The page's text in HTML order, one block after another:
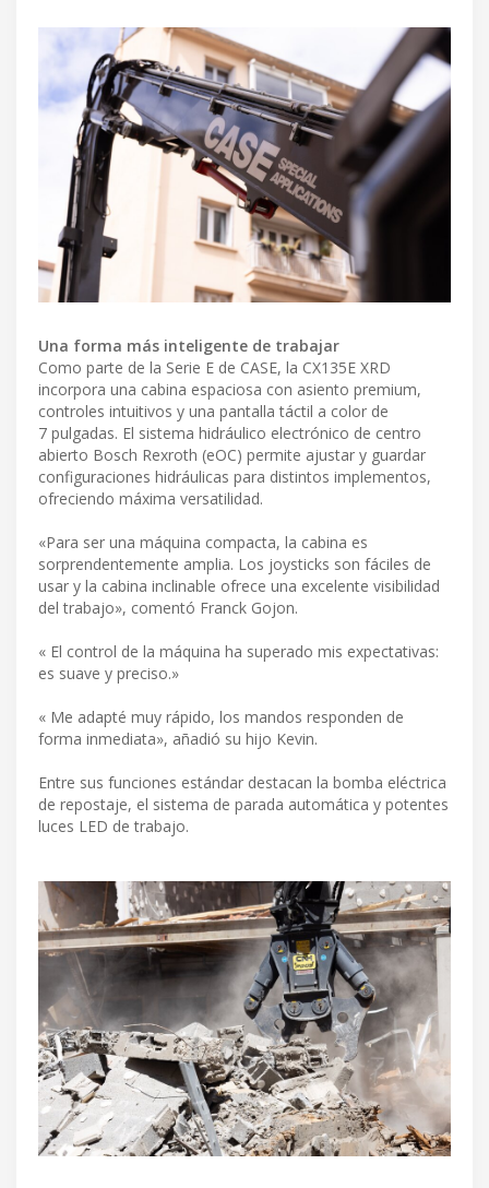
Una forma más inteligente de trabajar
Como parte de la Serie E de CASE, la CX135E XRD
incorpora una cabina espaciosa con asiento premium,
controles intuitivos y una pantalla táctil a color de
7 pulgadas. El sistema hidráulico electrónico de centro
abierto Bosch Rexroth (eOC) permite ajustar y guardar
configuraciones hidráulicas para distintos implementos,
ofreciendo máxima versatilidad.
«Para ser una máquina compacta, la cabina es
sorprendentemente amplia. Los joysticks son fáciles de
usar y la cabina inclinable ofrece una excelente visibilidad
del trabajo», comentó Franck Gojon.
« El control de la máquina ha superado mis expectativas:
es suave y preciso.»
« Me adapté muy rápido, los mandos responden de
forma inmediata», añadió su hijo Kevin.
Entre sus funciones estándar destacan la bomba eléctrica
de repostaje, el sistema de parada automática y potentes
luces LED de trabajo.